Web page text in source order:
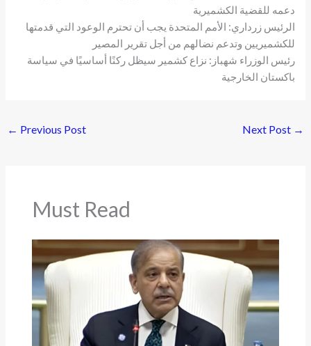
دعمه للقضية الكشميرية
الرئيس زرداري: الأمم المتحدة يجب أن تحترم الوعود التي قدمتها
للكشميريين وتدعم نضالهم من أجل تقرير المصير
رئيس الوزراء شهباز: نزاع كشمير سيظل ركنًا أساسيًا في سياسة
باكستان الخارجية
← Previous Post Next Post →
Must Read